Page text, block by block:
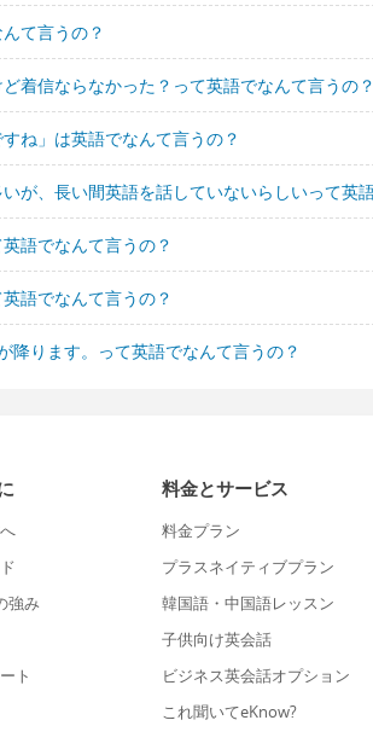
て言うの？
着信ならなかった？って英語でなんて言うの？
すね」は英語でなんて言うの？
が、長い間英語を話していないらしいって英
語でなんて言うの？
語でなんて言うの？
降ります。って英語でなんて言うの？
強み
ト
料金とサービス
料金プラン
プラスネイティブプラン
韓国語・中国語レッスン
子供向け英会話
ビジネス英会話オプション
これ聞いてeKnow?